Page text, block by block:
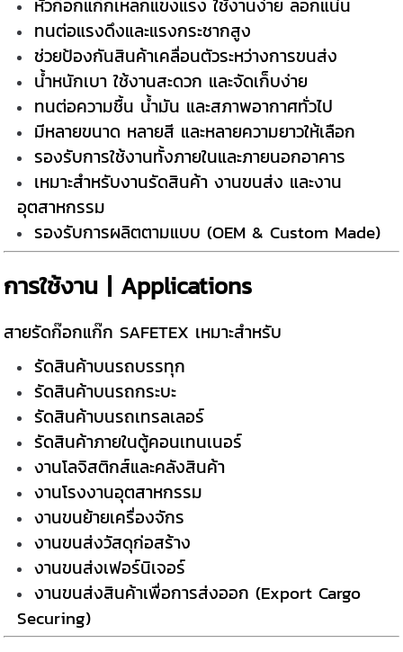
หัวก๊อกแก๊กเหล็กแข็งแรง ใช้งานง่าย ล็อกแน่น
ทนต่อแรงดึงและแรงกระชากสูง
ช่วยป้องกันสินค้าเคลื่อนตัวระหว่างการขนส่ง
น้ำหนักเบา ใช้งานสะดวก และจัดเก็บง่าย
ทนต่อความชื้น น้ำมัน และสภาพอากาศทั่วไป
มีหลายขนาด หลายสี และหลายความยาวให้เลือก
รองรับการใช้งานทั้งภายในและภายนอกอาคาร
เหมาะสำหรับงานรัดสินค้า งานขนส่ง และงาน
อุตสาหกรรม
รองรับการผลิตตามแบบ (OEM & Custom Made)
การใช้งาน | Applications
สายรัดก๊อกแก๊ก SAFETEX เหมาะสำหรับ
รัดสินค้าบนรถบรรทุก
รัดสินค้าบนรถกระบะ
รัดสินค้าบนรถเทรลเลอร์
รัดสินค้าภายในตู้คอนเทนเนอร์
งานโลจิสติกส์และคลังสินค้า
งานโรงงานอุตสาหกรรม
งานขนย้ายเครื่องจักร
งานขนส่งวัสดุก่อสร้าง
งานขนส่งเฟอร์นิเจอร์
งานขนส่งสินค้าเพื่อการส่งออก (Export Cargo
Securing)